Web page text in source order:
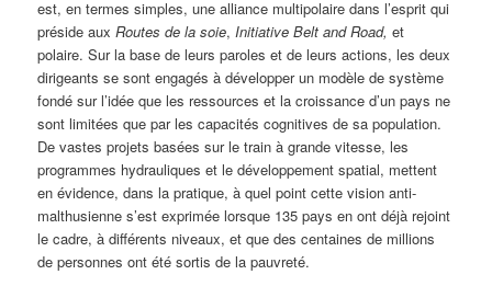
est, en termes simples, une alliance multipolaire dans l’esprit qui
préside auxRoutes de la soie,Initiative Belt and Road, et
polaire. Sur la base de leurs paroles et de leurs actions, les deux
dirigeants se sont engagés à développer un modèle de système
fondé sur l’idée que les ressources et la croissance d’un pays ne
sont limitées que par les capacités cognitives de sa population.
De vastes projets basées sur le train à grande vitesse, les
programmes hydrauliques et le développement spatial, mettent
en évidence, dans la pratique, à quel point cette vision anti-
malthusienne s’est exprimée lorsque 135 pays en ont déjà rejoint
le cadre, à différents niveaux, et que des centaines de millions
de personnes ont été sortis de la pauvreté.